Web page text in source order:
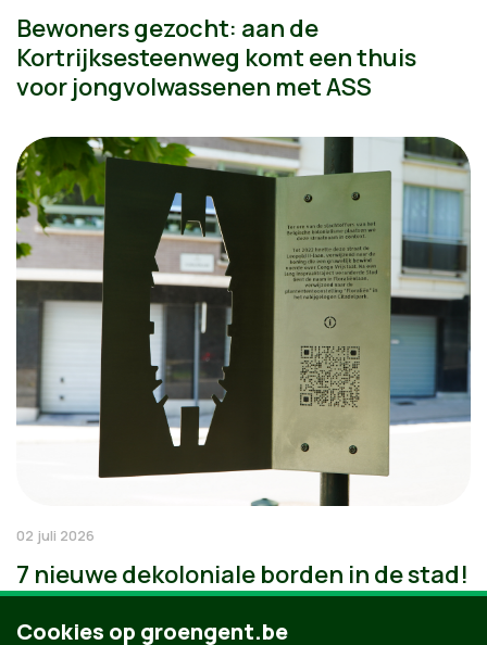
Bewoners gezocht: aan de
Kortrijksesteenweg komt een thuis
voor jongvolwassenen met ASS
02 juli 2026
7 nieuwe dekoloniale borden in de stad!
Cookies op groengent.be